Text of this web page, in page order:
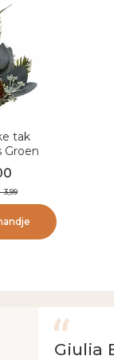
tak
Groen
3,99
Giulia